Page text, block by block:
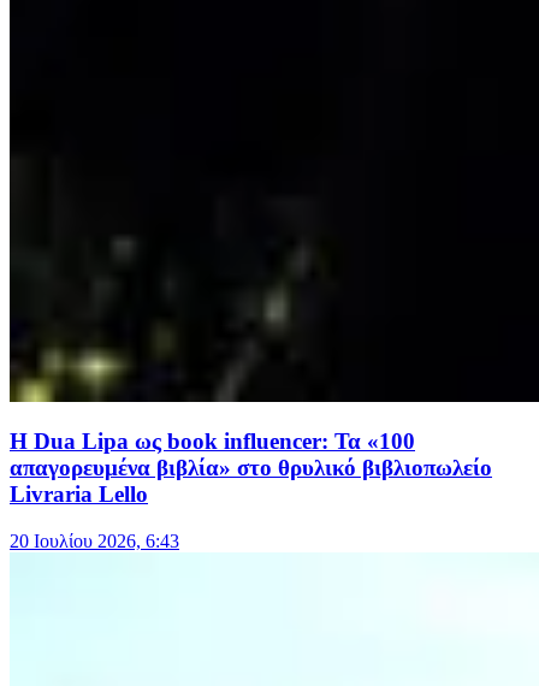
Η Dua Lipa ως book influencer: Τα «100
απαγορευμένα βιβλία» στο θρυλικό βιβλιοπωλείο
Livraria Lello
20 Ιουλίου 2026, 6:43